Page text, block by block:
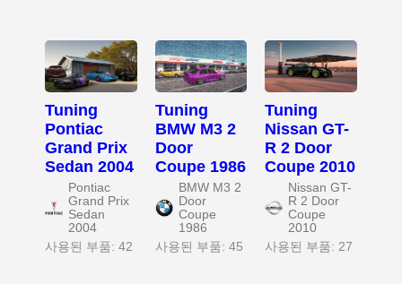
Tuning
Pontiac
Grand Prix
Sedan 2004
Pontiac
Grand Prix
Sedan
2004
사용된 부품: 42
Tuning
BMW M3 2
Door
Coupe 1986
BMW M3 2
Door
Coupe
1986
사용된 부품: 45
Tuning
Nissan GT-
R 2 Door
Coupe 2010
Nissan GT-
R 2 Door
Coupe
2010
사용된 부품: 27